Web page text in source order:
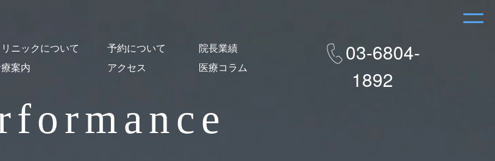
ニックについて
リニック概要
師紹介・スタッフ紹介
ンライン診療について
設紹介
し出し図書について
案内
予約について
はじめての方
予約・Web問診
アクセス
院長業績
医療コラム
03-6804-
1892